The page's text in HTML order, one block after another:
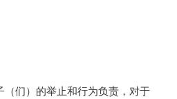
（们）的举止和行为负责，对于